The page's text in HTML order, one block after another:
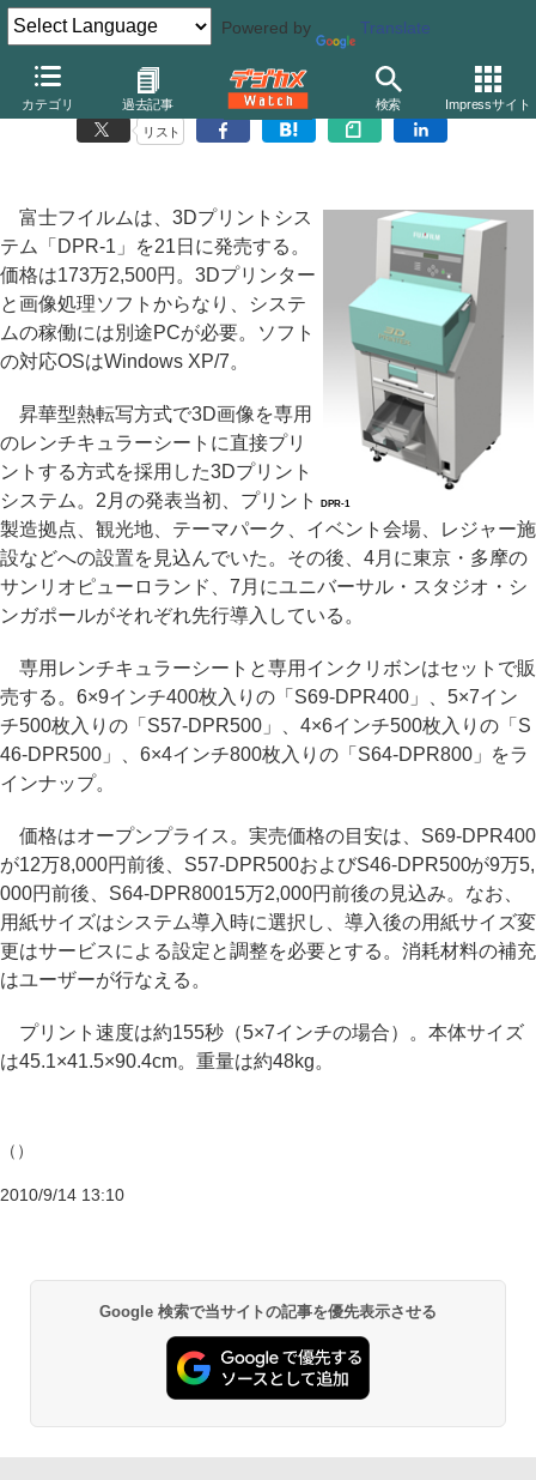
Powered by Translate
カテゴリ 過去記事 検索 Impressサイト
富士フイルム、3Dプリントシステムの本格販売を開始
リスト
DPR-1
富士フイルムは、3Dプリントシス
テム「DPR-1」を21日に発売する。
価格は173万2,500円。3Dプリンター
と画像処理ソフトからなり、システ
ムの稼働には別途PCが必要。ソフト
の対応OSはWindows XP/7。
昇華型熱転写方式で3D画像を専用
のレンチキュラーシートに直接プリ
ントする方式を採用した3Dプリント
システム。2月の発表当初、プリント
製造拠点、観光地、テーマパーク、イベント会場、レジャー施
設などへの設置を見込んでいた。その後、4月に東京・多摩の
サンリオピューロランド、7月にユニバーサル・スタジオ・シ
ンガポールがそれぞれ先行導入している。
専用レンチキュラーシートと専用インクリボンはセットで販
売する。6×9インチ400枚入りの「S69-DPR400」、5×7イン
チ500枚入りの「S57-DPR500」、4×6インチ500枚入りの「S
46-DPR500」、6×4インチ800枚入りの「S64-DPR800」をラ
インナップ。
価格はオープンプライス。実売価格の目安は、S69-DPR400
が12万8,000円前後、S57-DPR500およびS46-DPR500が9万5,
000円前後、S64-DPR80015万2,000円前後の見込み。なお、
用紙サイズはシステム導入時に選択し、導入後の用紙サイズ変
更はサービスによる設定と調整を必要とする。消耗材料の補充
はユーザーが行なえる。
プリント速度は約155秒（5×7インチの場合）。本体サイズ
は45.1×41.5×90.4cm。重量は約48kg。
（）
2010/9/14 13:10
Google 検索で当サイトの記事を優先表示させる